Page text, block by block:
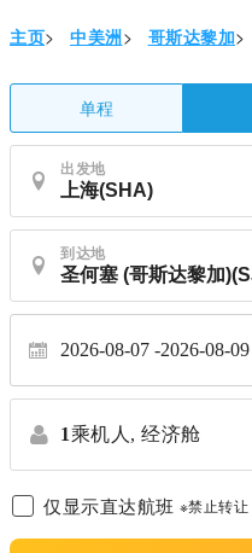
主页> 中美洲> 哥斯达黎加>
单程
出发地
到达地
2026-08-07 2026-08-09
1乘机人, 经济舱
仅显示直达航班 ※禁止转让